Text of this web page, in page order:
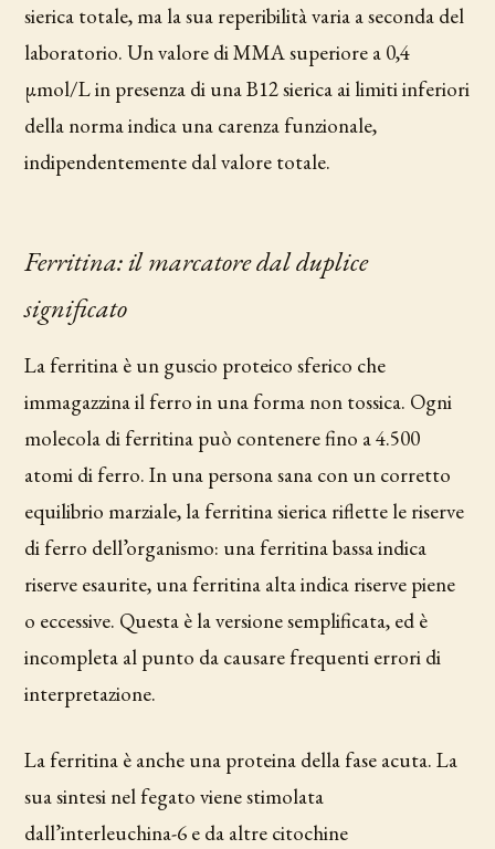
sierica totale, ma la sua reperibilità varia a seconda del
laboratorio. Un valore di MMA superiore a 0,4
µmol/L in presenza di una B12 sierica ai limiti inferiori
della norma indica una carenza funzionale,
indipendentemente dal valore totale.
Ferritina: il marcatore dal duplice
significato
La ferritina è un guscio proteico sferico che
immagazzina il ferro in una forma non tossica. Ogni
molecola di ferritina può contenere fino a 4.500
atomi di ferro. In una persona sana con un corretto
equilibrio marziale, la ferritina sierica riflette le riserve
di ferro dell’organismo: una ferritina bassa indica
riserve esaurite, una ferritina alta indica riserve piene
o eccessive. Questa è la versione semplificata, ed è
incompleta al punto da causare frequenti errori di
interpretazione.
La ferritina è anche una proteina della fase acuta. La
sua sintesi nel fegato viene stimolata
dall’interleuchina-6 e da altre citochine